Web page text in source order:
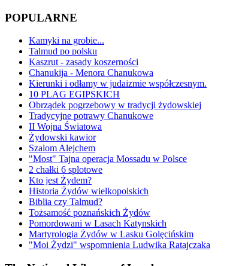
POPULARNE
Kamyki na grobie...
Talmud po polsku
Kaszrut - zasady koszerności
Chanukija - Menora Chanukowa
Kierunki i odłamy w judaizmie współczesnym.
10 PLAG EGIPSKICH
Obrządek pogrzebowy w tradycji żydowskiej
Tradycyjne potrawy Chanukowe
II Wojna Światowa
Żydowski kawior
Szalom Alejchem
"Most" Tajna operacja Mossadu w Polsce
2 chałki 6 splotowe
Kto jest Żydem?
Historia Żydów wielkopolskich
Biblia czy Talmud?
Tożsamość poznańskich Żydów
Pomordowani w Lasach Katynskich
Martyrologia Żydów w Lasku Golęcińskim
"Moi Żydzi" wspomnienia Ludwika Ratajczaka